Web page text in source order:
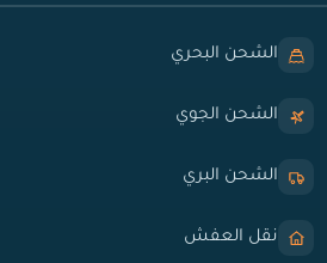
الشحن البحري
الشحن الجوي
الشحن البري
نقل العفش